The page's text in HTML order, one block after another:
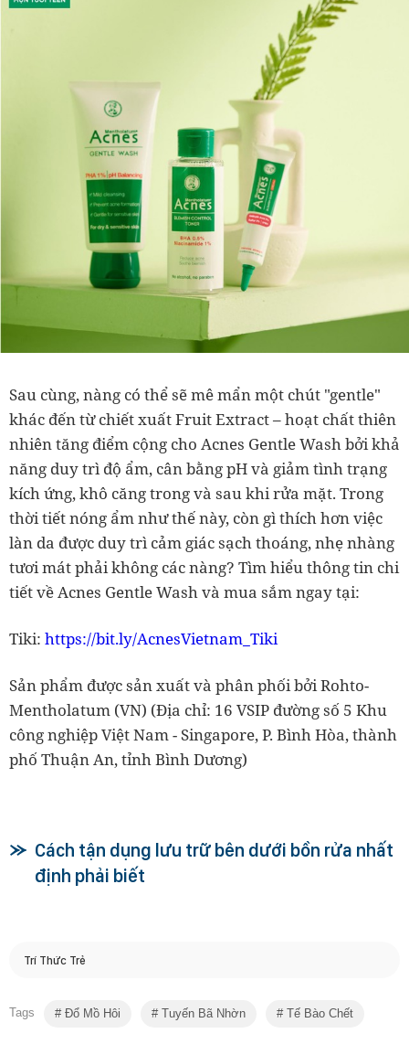
Sau cùng, nàng có thể sẽ mê mẩn một chút "gentle"
khác đến từ chiết xuất Fruit Extract – hoạt chất thiên
nhiên tăng điểm cộng cho Acnes Gentle Wash bởi khả
năng duy trì độ ẩm, cân bằng pH và giảm tình trạng
kích ứng, khô căng trong và sau khi rửa mặt. Trong
thời tiết nóng ẩm như thế này, còn gì thích hơn việc
làn da được duy trì cảm giác sạch thoáng, nhẹ nhàng
tươi mát phải không các nàng? Tìm hiểu thông tin chi
tiết về Acnes Gentle Wash và mua sắm ngay tại:
Tiki: https://bit.ly/AcnesVietnam_Tiki​
Sản phẩm được sản xuất và phân phối bởi Rohto-
Mentholatum (VN) (Địa chỉ: 16 VSIP đường số 5 Khu
công nghiệp Việt Nam - Singapore, P. Bình Hòa, thành
phố Thuận An, tỉnh Bình Dương)
Cách tận dụng lưu trữ bên dưới bồn rửa nhất
định phải biết
Trí Thức Trẻ
Tags Đổ Mồ Hôi Tuyến Bã Nhờn Tế Bào Chết